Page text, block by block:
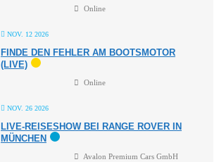
Online
NOV. 12 2026
FINDE DEN FEHLER AM BOOTSMOTOR
(LIVE)
Online
NOV. 26 2026
LIVE-REISESHOW BEI RANGE ROVER IN
MÜNCHEN
Avalon Premium Cars GmbH